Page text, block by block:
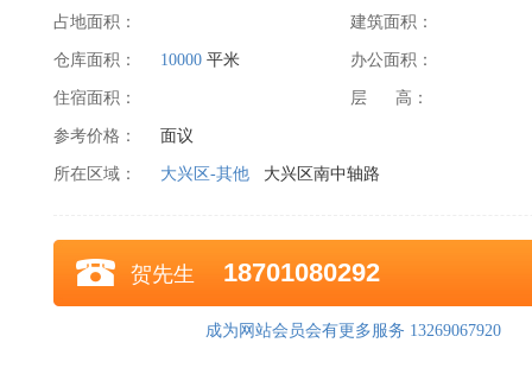
占地面积： 建筑面积：
仓库面积： 10000 平米 办公面积：
住宿面积： 层 高：
参考价格： 面议
所在区域： 大兴区-其他 大兴区南中轴路
贺先生 18701080292
成为网站会员会有更多服务 13269067920